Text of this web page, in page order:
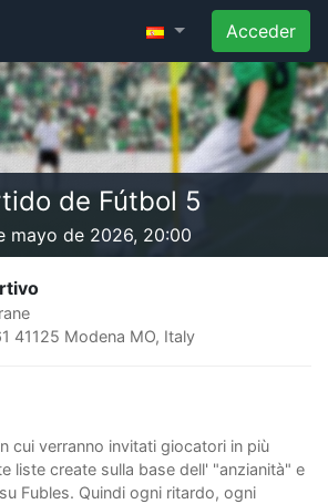
Acceder
de Fútbol 5
mayo de 2026, 20:00
41125 Modena MO, Italy
cui verranno invitati giocatori in più
liste create sulla base dell' "anzianità" e
Fubles. Quindi ogni ritardo, ogni